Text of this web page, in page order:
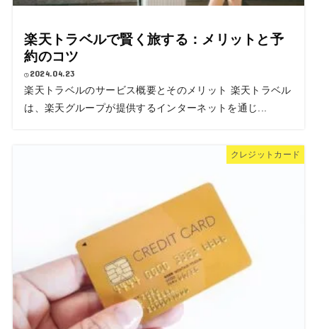
楽天トラベルで賢く旅する：メリットと予
約のコツ
2024.04.23
楽天トラベルのサービス概要とそのメリット 楽天トラベル
は、楽天グループが提供するインターネットを通じ...
クレジットカード